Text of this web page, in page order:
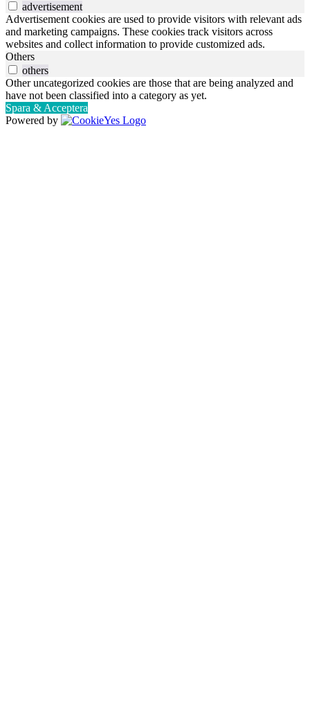
advertisement
Advertisement cookies are used to provide visitors with relevant ads
and marketing campaigns. These cookies track visitors across
websites and collect information to provide customized ads.
Others
others
Other uncategorized cookies are those that are being analyzed and
have not been classified into a category as yet.
Spara & Acceptera
Powered by